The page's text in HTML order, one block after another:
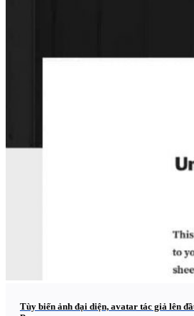
Tùy biến ảnh đại diện, avatar tác giả lên